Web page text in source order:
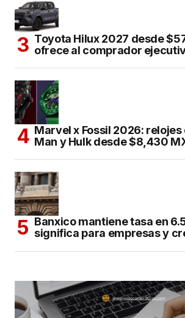
Toyota Hilux 2027 desde
ofrece al comprador
Marvel x Fossil 2026: relojes
Man y Hulk desde $8,430
Banxico mantiene tasa en
significa para empresas y